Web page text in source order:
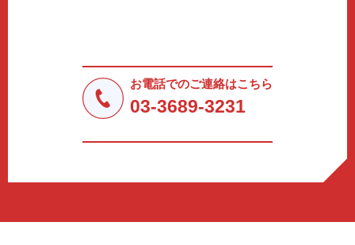
a.応募者等からのお問い合わせに対応・管理するため
b.本ウェブサイトにおけるサービスの提供・運用のため
3. プライバシー尊重
お電話でのご連絡はこちら
03-3689-3231